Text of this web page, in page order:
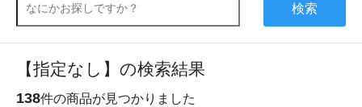
検索
【指定なし】の検索結果
138件の商品が見つかりました